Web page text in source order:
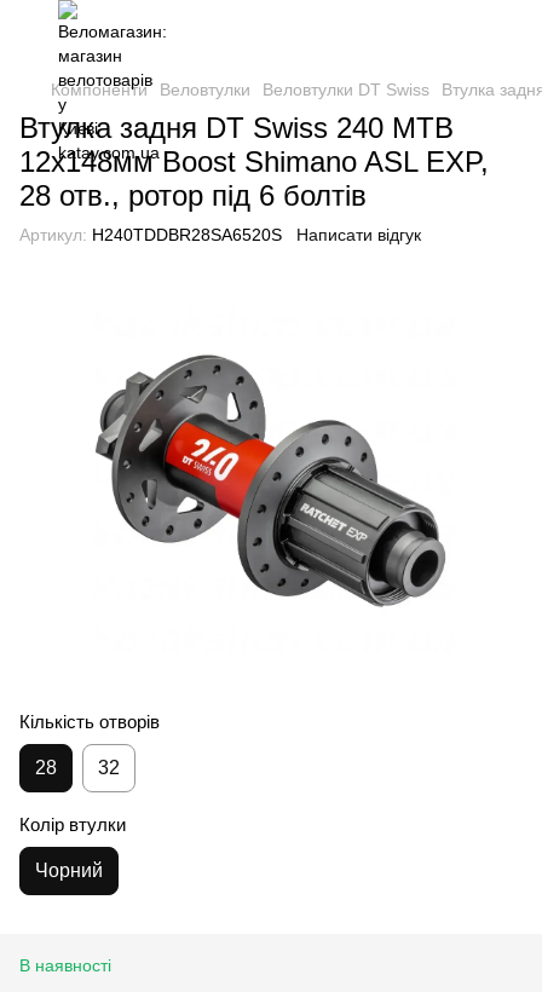
Компоненти Веловтулки Веловтулки DT Swiss Втулка
Втулка задня DT Swiss 240 MTB
12x148мм Boost Shimano ASL EXP,
28 отв., ротор під 6 болтів
Артикул: H240TDDBR28SA6520S Написати відгук
Кількість отворів
28 32
Колір втулки
Чорний
В наявності